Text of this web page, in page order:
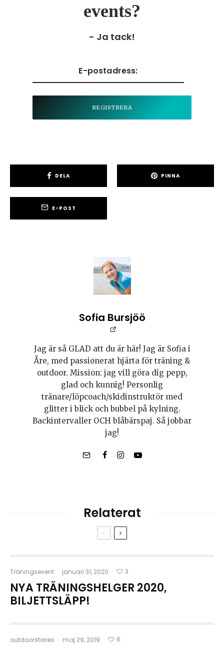
events?
- Ja tack!
DELA PINNA
E-POST
Sofia Bursjöö
Jag är så GLAD att du är här! Jag är Sofia i
Åre, med passionerat hjärta för träning &
outdoor. Mission: jag vill göra dig pepp,
glad och kunnig! Personlig
tränare/löpcoach/skidinstruktör med
glitter i blick och bubbel på kylning.
Backintervaller OCH blåbärspaj. Så jobbar
jag!
Relaterat
Träningsevent · januari 31, 2020 · 3
NYA TRÄNINGSHELGER 2020,
BILJETTSLÄPP!
outdoorstories · maj 29, 2019 · 6